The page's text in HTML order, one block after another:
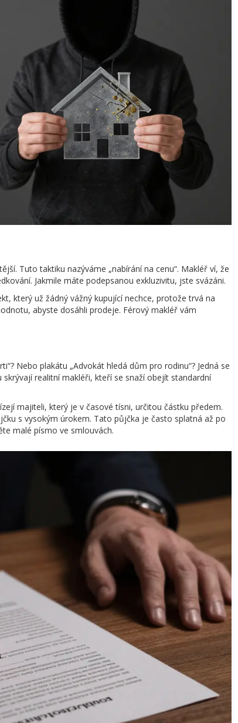
Tuto taktiku nazýváme „nabírání na cenu“. Makléř ví, že
Jakmile máte podepsanou exkluzivitu, jste svázáni.
který už žádný vážný kupující nechce, protože trvá na
abyste dosáhli prodeje. Férový makléř vám
Nebo plakátu „Advokát hledá dům pro rodinu“? Jedná se
realitní makléři, kteří se snaží obejít standardní
majiteli, který je v časové tísni, určitou částku předem.
s vysokým úrokem. Tato půjčka je často splatná až po
malé písmo ve smlouvách.